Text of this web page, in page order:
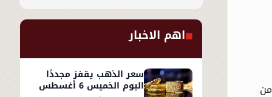
اهم الاخبار
سعر الذهب يقفز مجددًا
اليوم الخميس 6 أغسطس